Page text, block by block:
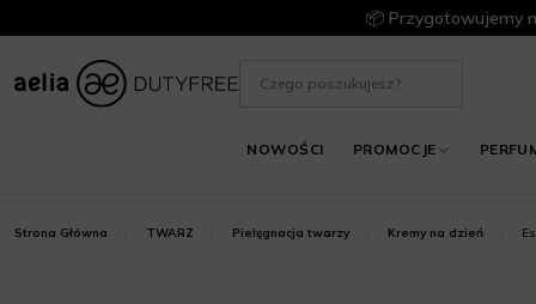
📦 Przygotowujemy
NOWOŚCI PROMOCJE
Strona Główna TWARZ Pielęgnacja twarzy Kremy na dzień